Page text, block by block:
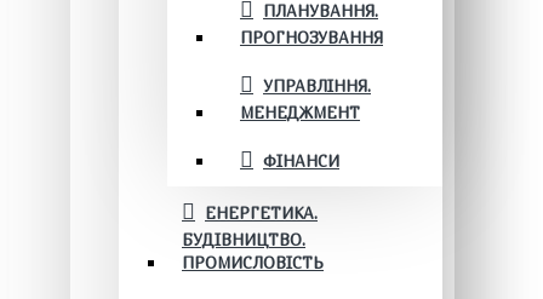
ПЛАНУВАННЯ.
ПРОГНОЗУВАННЯ
УПРАВЛІННЯ.
МЕНЕДЖМЕНТ
ФІНАНСИ
ЕНЕРГЕТИКА.
БУДІВНИЦТВО.
ПРОМИСЛОВІСТЬ